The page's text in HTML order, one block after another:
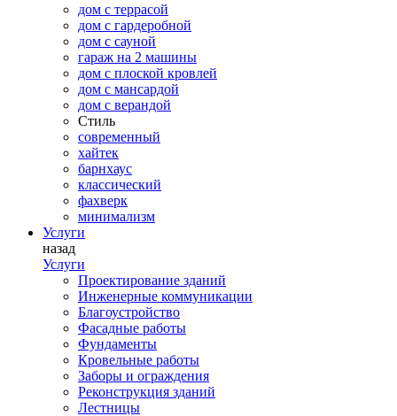
дом с террасой
дом с гардеробной
дом с сауной
гараж на 2 машины
дом с плоской кровлей
дом с мансардой
дом с верандой
Стиль
современный
хайтек
барнхаус
классический
фахверк
минимализм
Услуги
назад
Услуги
Проектирование зданий
Инженерные коммуникации
Благоустройство
Фасадные работы
Фундаменты
Кровельные работы
Заборы и ограждения
Реконструкция зданий
Лестницы